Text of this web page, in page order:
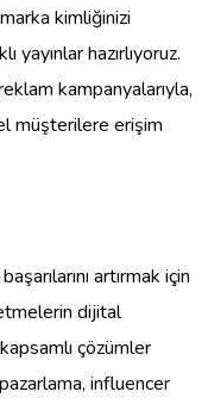
kimliğinizi
hazırlıyoruz.
kampanyalarıyla,
müşterilere erişim
artırmak için
dijital
çözümler
influencer